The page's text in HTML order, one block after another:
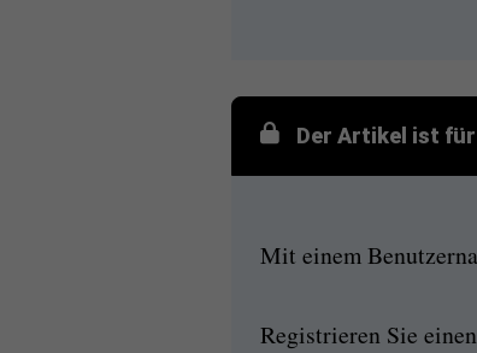
Der Artikel ist
Mit einem
Registrieren Sie